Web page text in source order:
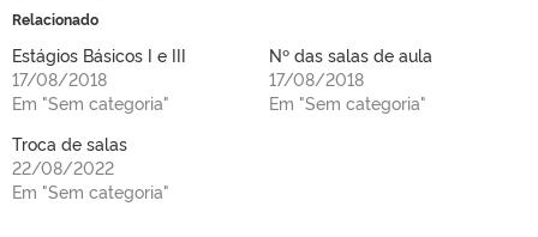
Relacionado
Estágios Básicos I e III
17/08/2018
Em "Sem categoria"
Nº das salas de aula
17/08/2018
Em "Sem categoria"
Troca de salas
22/08/2022
Em "Sem categoria"